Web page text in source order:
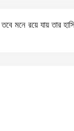
মনে রয়ে যায় তার